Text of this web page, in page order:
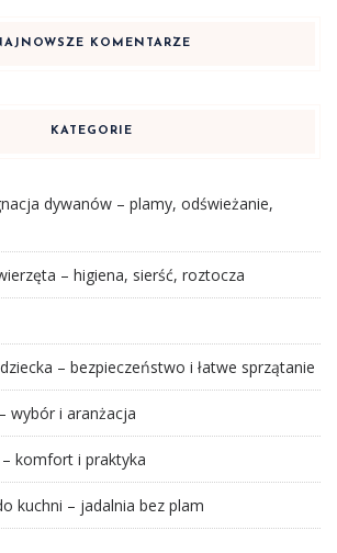
KOMENTARZE
KATEGORIE
dywanów – plamy, odświeżanie,
– higiena, sierść, roztocza
– bezpieczeństwo i łatwe sprzątanie
wybór i aranżacja
komfort i praktyka
kuchni – jadalnia bez plam